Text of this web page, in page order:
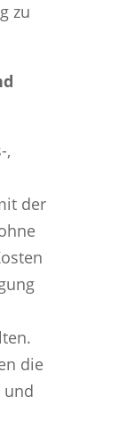
zu
,
der
die
und